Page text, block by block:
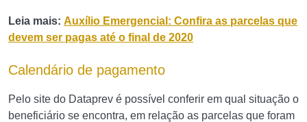
Leia mais: Auxílio Emergencial: Confira as parcelas que
devem ser pagas até o final de 2020
Calendário de pagamento
Pelo site do Dataprev é possível conferir em qual situação o
beneficiário se encontra, em relação as parcelas que foram